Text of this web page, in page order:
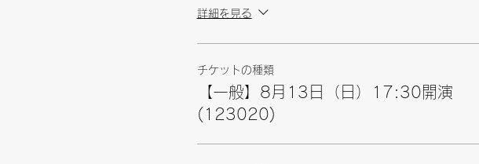
詳細を見る
チケットの種類
【一般】8月13日（日）17:30開演
(123020)